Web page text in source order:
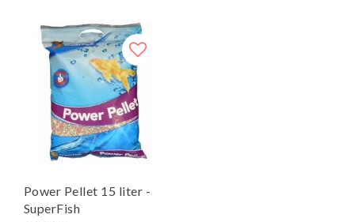
Power Pellet 15 liter -
SuperFish